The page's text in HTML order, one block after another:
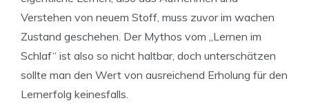
Verstehen von neuem Stoff, muss zuvor im wachen
Zustand geschehen. Der Mythos vom „Lernen im
Schlaf“ ist also so nicht haltbar, doch unterschätzen
sollte man den Wert von ausreichend Erholung für den
Lernerfolg keinesfalls.